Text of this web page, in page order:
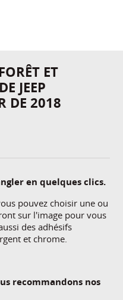
ET
JEEP
DE 2018
en quelques clics.
pouvez choisir une ou
sur l'image pour vous
des adhésifs
et chrome.
recommandons nos